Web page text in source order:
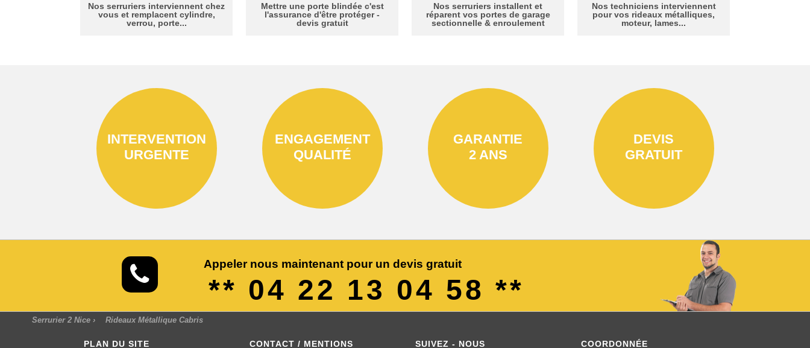
Nos serruriers interviennent chez
vous et remplacent cylindre,
verrou, porte...
Mettre une porte blindée c'est
l'assurance d'être protéger -
devis gratuit
Nos serruriers installent et
réparent vos portes de garage
sectionnelle & enroulement
Nos techniciens interviennent
pour vos rideaux métalliques,
moteur, lames...
INTERVENTION
URGENTE
ENGAGEMENT
QUALITÉ
GARANTIE
2 ANS
DEVIS
GRATUIT
Appeler nous maintenant pour un devis gratuit
** 04 22 13 04 58 **
Serrurier 2 Nice › Rideaux Métallique Cabris
PLAN DU SITE CONTACT / MENTIONS SUIVEZ - NOUS COORDONNÉE